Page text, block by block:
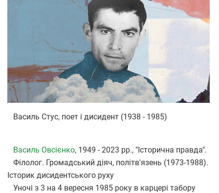
Василь Стус, поет і дисидент (1938 - 1985)
Василь Овсієнко, 1949 - 2023 рр., "Історична правда".
Філолог. Громадський діяч, політв'язень (1973-1988).
Історик дисидентського руху
Уночі з 3 на 4 вересня 1985 року в карцері табору